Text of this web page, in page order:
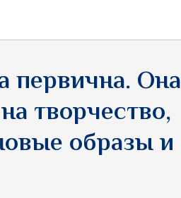
первична. Она
творчество,
образы и